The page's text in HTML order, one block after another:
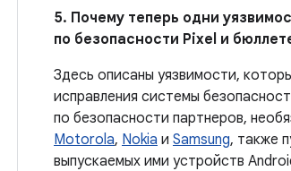
5. Почему теперь одни
по безопасности Pixel и
Здесь описаны уязвимости,
исправления системы
по безопасности партнеров,
Motorola, Nokia и Samsung, также
выпускаемых ими устройств